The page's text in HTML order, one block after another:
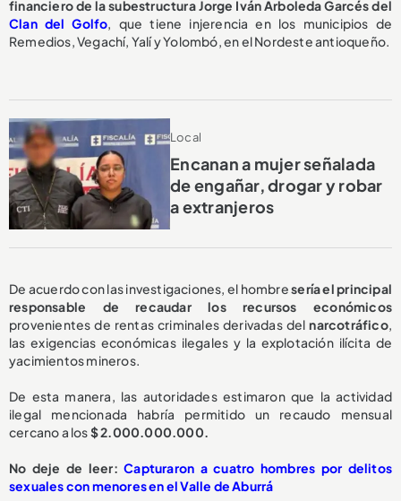
financierode la subestructura Jorge Iván Arboleda Garcés del
Clan del Golfo, que tiene injerencia en los municipios de
Remedios, Vegachí, Yalí y Yolombó, en el Nordeste antioqueño.
Local
Encanan a mujer señalada
de engañar, drogar y robar
a extranjeros
De acuerdo con las investigaciones, el hombresería el principal
responsable de recaudar los recursos económicos
provenientes de rentas criminales derivadas delnarcotráfico,
las exigencias económicas ilegales y la explotación ilícita de
yacimientos mineros.
De esta manera, las autoridades estimaron que la actividad
ilegal mencionada habría permitido un recaudo mensual
cercano a los$ 2.000.000.000.
No deje de leer:Capturaron a cuatro hombres por delitos
sexuales con menores en el Valle de Aburrá